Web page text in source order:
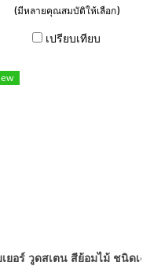
(มีหลายคุณสมบัติให้เลือก)
เปรียบเทียบ
เยอร์ วูดสเตน สีย้อมไม้ ชนิดเงา